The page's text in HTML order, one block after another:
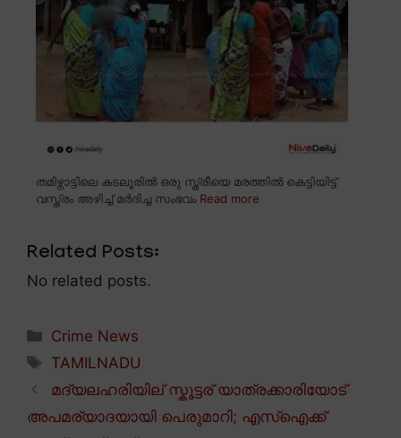
തമിഴ്നാട്ടിലെ കടലൂരിൽ ഒരു സ്ത്രീയെ മരത്തിൽ കെട്ടിയിട്ട്
വസ്ത്രം അഴിച്ച് മർദിച്ച സംഭവം Read more
Related Posts:
No related posts.
Categories
Crime News
Tags
TAMILNADU
മദ്യലഹരിയില് സ്കൂട്ടര് യാത്രക്കാരിയോട്
അപമര്യാദയായി പെരുമാറി; എസ്ഐക്ക്